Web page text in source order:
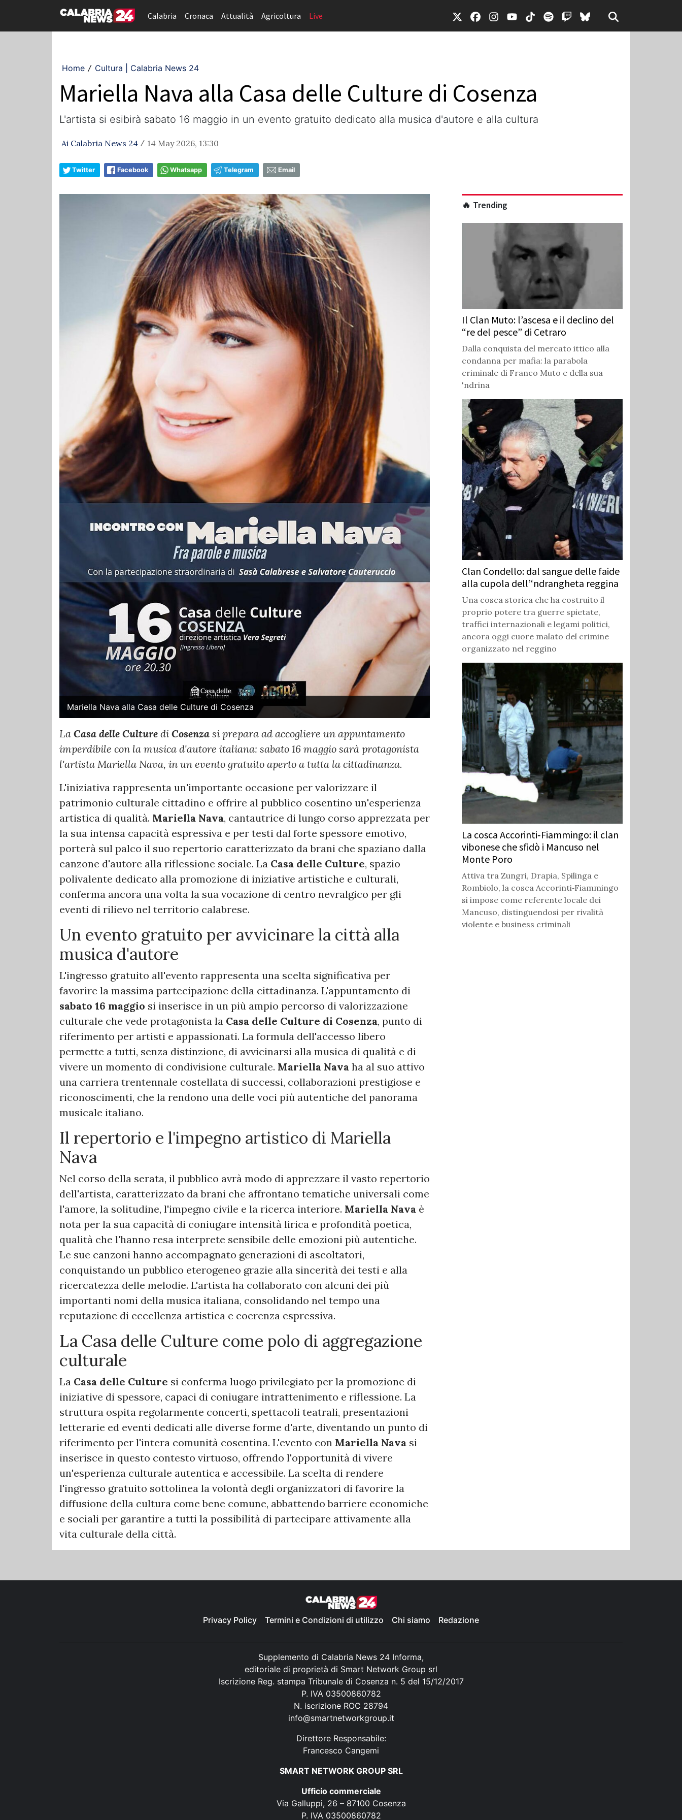
Calabria Cronaca Attualità Agricoltura Live
Home / Cultura | Calabria News 24
Mariella Nava alla Casa delle Culture di Cosenza
L'artista si esibirà sabato 16 maggio in un evento gratuito dedicato alla musica d'autore e alla cultura
Ai Calabria News 24 / 14 May 2026, 13:30
Twitter Facebook Whatsapp Telegram Email
Mariella Nava alla Casa delle Culture di Cosenza
La Casa delle Culture di Cosenza si prepara ad accogliere un appuntamento
imperdibile con la musica d'autore italiana: sabato 16 maggio sarà protagonista
l'artista Mariella Nava, in un evento gratuito aperto a tutta la cittadinanza.
L'iniziativa rappresenta un'importante occasione per valorizzare il
patrimonio culturale cittadino e offrire al pubblico cosentino un'esperienza
artistica di qualità. Mariella Nava, cantautrice di lungo corso apprezzata per
la sua intensa capacità espressiva e per testi dal forte spessore emotivo,
porterà sul palco il suo repertorio caratterizzato da brani che spaziano dalla
canzone d'autore alla riflessione sociale. La Casa delle Culture, spazio
polivalente dedicato alla promozione di iniziative artistiche e culturali,
conferma ancora una volta la sua vocazione di centro nevralgico per gli
eventi di rilievo nel territorio calabrese.
Un evento gratuito per avvicinare la città alla
musica d'autore
L'ingresso gratuito all'evento rappresenta una scelta significativa per
favorire la massima partecipazione della cittadinanza. L'appuntamento di
sabato 16 maggio si inserisce in un più ampio percorso di valorizzazione
culturale che vede protagonista la Casa delle Culture di Cosenza, punto di
riferimento per artisti e appassionati. La formula dell'accesso libero
permette a tutti, senza distinzione, di avvicinarsi alla musica di qualità e di
vivere un momento di condivisione culturale. Mariella Nava ha al suo attivo
una carriera trentennale costellata di successi, collaborazioni prestigiose e
riconoscimenti, che la rendono una delle voci più autentiche del panorama
musicale italiano.
Il repertorio e l'impegno artistico di Mariella
Nava
Nel corso della serata, il pubblico avrà modo di apprezzare il vasto repertorio
dell'artista, caratterizzato da brani che affrontano tematiche universali come
l'amore, la solitudine, l'impegno civile e la ricerca interiore. Mariella Nava è
nota per la sua capacità di coniugare intensità lirica e profondità poetica,
qualità che l'hanno resa interprete sensibile delle emozioni più autentiche.
Le sue canzoni hanno accompagnato generazioni di ascoltatori,
conquistando un pubblico eterogeneo grazie alla sincerità dei testi e alla
ricercatezza delle melodie. L'artista ha collaborato con alcuni dei più
importanti nomi della musica italiana, consolidando nel tempo una
reputazione di eccellenza artistica e coerenza espressiva.
La Casa delle Culture come polo di aggregazione
culturale
La Casa delle Culture si conferma luogo privilegiato per la promozione di
iniziative di spessore, capaci di coniugare intrattenimento e riflessione. La
struttura ospita regolarmente concerti, spettacoli teatrali, presentazioni
letterarie ed eventi dedicati alle diverse forme d'arte, diventando un punto di
riferimento per l'intera comunità cosentina. L'evento con Mariella Nava si
inserisce in questo contesto virtuoso, offrendo l'opportunità di vivere
un'esperienza culturale autentica e accessibile. La scelta di rendere
l'ingresso gratuito sottolinea la volontà degli organizzatori di favorire la
diffusione della cultura come bene comune, abbattendo barriere economiche
e sociali per garantire a tutti la possibilità di partecipare attivamente alla
vita culturale della città.
🔥 Trending
Il Clan Muto: l’ascesa e il declino del
“re del pesce” di Cetraro
Dalla conquista del mercato ittico alla
condanna per mafia: la parabola
criminale di Franco Muto e della sua
'ndrina
Clan Condello: dal sangue delle faide
alla cupola dell’‘ndrangheta reggina
Una cosca storica che ha costruito il
proprio potere tra guerre spietate,
traffici internazionali e legami politici,
ancora oggi cuore malato del crimine
organizzato nel reggino
La cosca Accorinti‑Fiammingo: il clan
vibonese che sfidò i Mancuso nel
Monte Poro
Attiva tra Zungri, Drapia, Spilinga e
Rombiolo, la cosca Accorinti‑Fiammingo
si impose come referente locale dei
Mancuso, distinguendosi per rivalità
violente e business criminali
Privacy Policy Termini e Condizioni di utilizzo Chi siamo Redazione
Supplemento di Calabria News 24 Informa,
editoriale di proprietà di Smart Network Group srl
Iscrizione Reg. stampa Tribunale di Cosenza n. 5 del 15/12/2017
P. IVA 03500860782
N. iscrizione ROC 28794
info@smartnetworkgroup.it
Direttore Responsabile:
Francesco Cangemi
SMART NETWORK GROUP SRL
Ufficio commerciale
Via Galluppi, 26 – 87100 Cosenza
P. IVA 03500860782